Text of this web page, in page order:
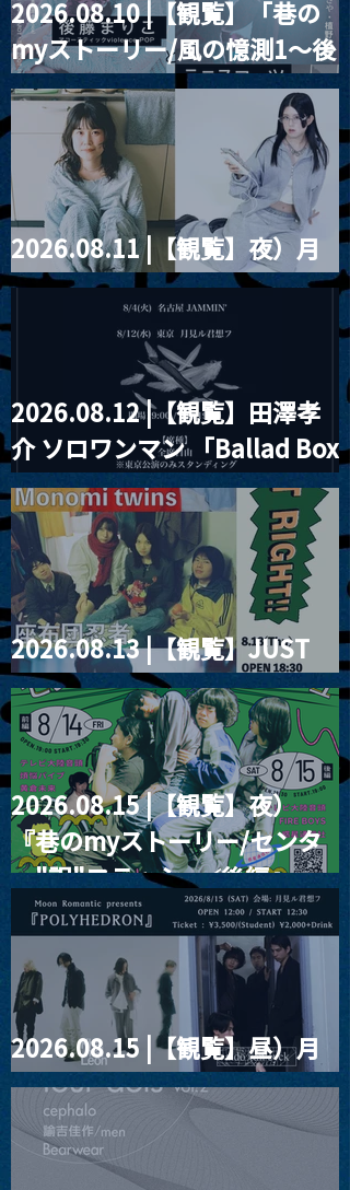
2026.08.10 |【観覧】「巷の
myストーリー/風の憶測1～後
藤まりこアコースティック
violence POPとテニスコー
ツ」
2026.08.11 |【観覧】夜）月
見ル君想フpre. Sugar Shock
2026.08.12 |【観覧】田澤孝
介 ソロワンマン 「Ballad Box
2026」
2026.08.13 |【観覧】JUST
RIGHT!! vol.26
2026.08.15 |【観覧】夜）
『巷のmyストーリー/センタ
ー"訳"フラッシュ⚡️後編』
2026.08.15 |【観覧】昼）月
見ルpre.『POLYHEDRON』